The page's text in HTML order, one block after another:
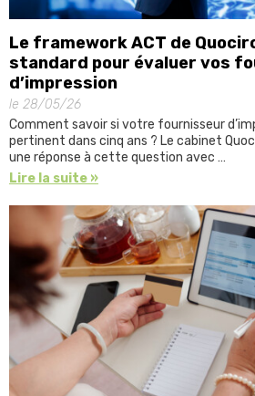
Le framework ACT de
standard pour évaluer vos
d’impression
le 28/05/26
Comment savoir si votre fournisseur
pertinent dans cinq ans ? Le cabinet
une réponse à cette question avec …
Lire la suite »